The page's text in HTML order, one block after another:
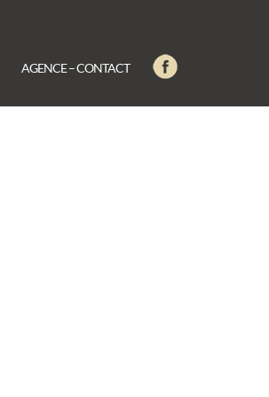
AGENCE – CONTACT